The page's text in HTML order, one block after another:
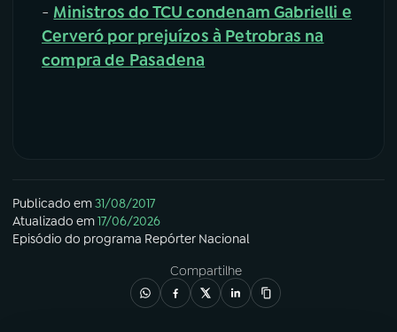
- Ministros do TCU condenam Gabrielli e
Cerveró por prejuízos à Petrobras na
compra de Pasadena
Publicado em31/08/2017
Atualizado em17/06/2026
Episódio do programa Repórter Nacional
Compartilhe